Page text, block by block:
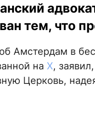
тем, что
Амстердам в
на Х,
Церковь,